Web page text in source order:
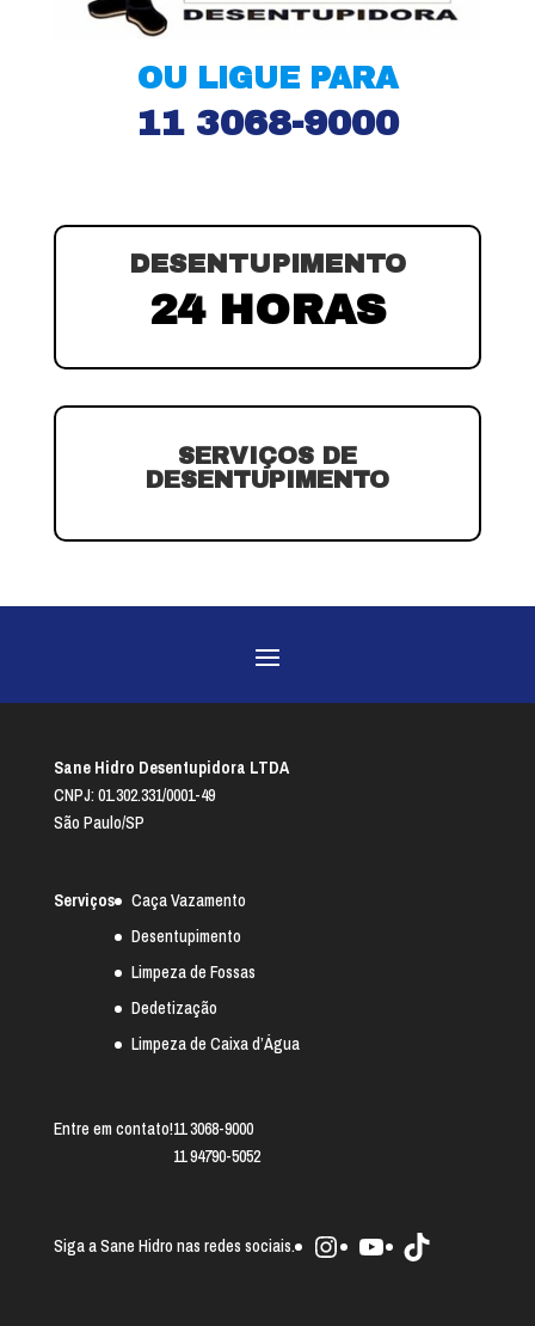
OU LIGUE PARA
11 3068-9000
DESENTUPIMENTO
24 HORAS
SERVIÇOS DE
DESENTUPIMENTO
Sane Hidro Desentupidora LTDA
CNPJ: 01.302.331/0001-49
São Paulo/SP
Serviços
Caça Vazamento
Desentupimento
Limpeza de Fossas
Dedetização
Limpeza de Caixa d’Água
Entre em contato!11 3068-9000
11 94790-5052
Siga a Sane Hidro nas redes sociais. Instagram
YoutubeTikTok